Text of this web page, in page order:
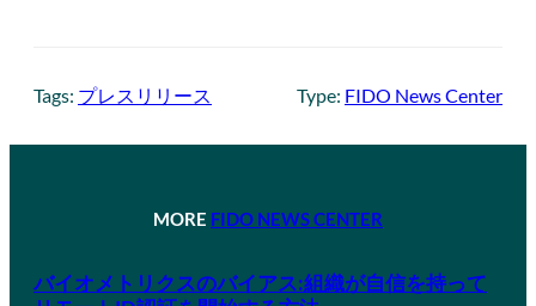
Tags: プレスリリース Type: FIDO News Center
MORE FIDO NEWS CENTER
バイオメトリクスのバイアス:組織が自信を持って